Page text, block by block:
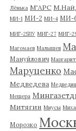
Лёнька М'АРС
МИ-1 МИ-2 МИ-4 МИ-
МИГ-25ПУ МИГ-27 МИГ-
Магомаев Малышев
Мануйлович
Маруценко
Медведева
Мещера
Митягин Миусы
Морозко